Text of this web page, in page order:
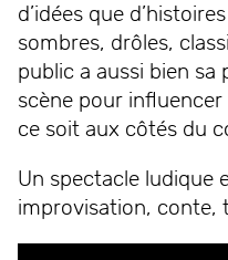
d’idées que
sombres, drôles,
public a aussi bien sa
scène pour
ce soit aux côtés du
Un spectacle ludique
improvisation, conte,